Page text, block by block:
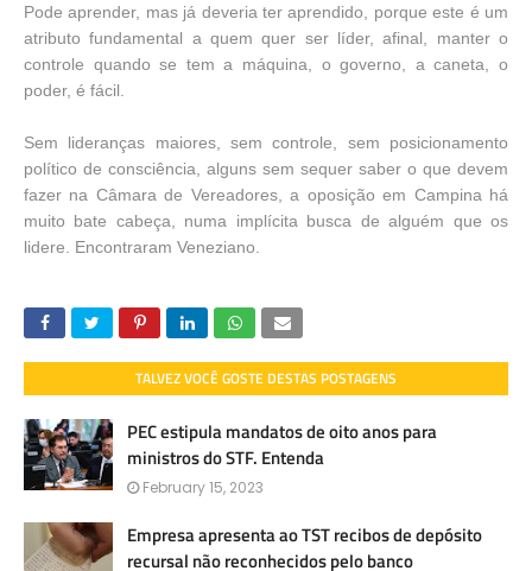
Pode aprender, mas já deveria ter aprendido, porque este é um
atributo fundamental a quem quer ser líder, afinal, manter o
controle quando se tem a máquina, o governo, a caneta, o
poder, é fácil.
Sem lideranças maiores, sem controle, sem posicionamento
político de consciência, alguns sem sequer saber o que devem
fazer na Câmara de Vereadores, a oposição em Campina há
muito bate cabeça, numa implícita busca de alguém que os
lidere. Encontraram Veneziano.
TALVEZ VOCÊ GOSTE DESTAS POSTAGENS
PEC estipula mandatos de oito anos para
ministros do STF. Entenda
February 15, 2023
Empresa apresenta ao TST recibos de depósito
recursal não reconhecidos pelo banco